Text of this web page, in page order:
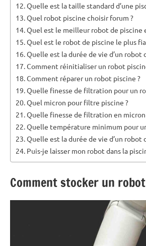
Quelle est la taille standard d’une
Quel robot piscine choisir forum ?
Quel est le meilleur robot de piscine
Quel est le robot de piscine le plus
Quelle est la durée de vie d’un robot
Comment réinitialiser un robot
Comment réparer un robot piscine ?
Quelle finesse de filtration pour un
Quel micron pour filtre piscine ?
Quelle finesse de filtration en micron
Quelle température minimum pour
Quelle est la durée de vie d’un robot
Puis-je laisser mon robot dans la
Comment stocker un